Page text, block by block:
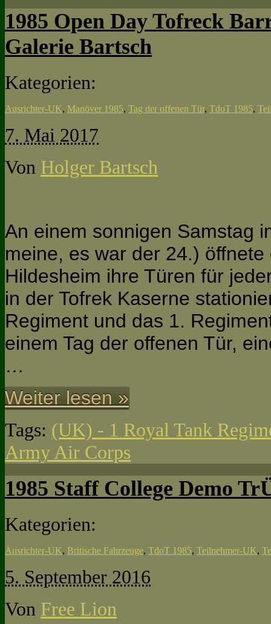
1985 Open Day Tofreck
Galerie Bartsch
Kategorien:
Ausrichter-UK, Manöver 1985, Tag der offenen Tür, TdoT 1985,
7. Mai 2017
Von Holger Bartsch
An einem sonnigen Samstag
meine, es war der 24.)
Hildesheim ihre Türen für
in der Tofrek Kaserne
Regiment und das 1.
einem Tag der offenen Tür,
…
Weiter lesen »
Tags: (UK) - 1 Royal Tank
Army Air Corps
1985 Staff College Demo
Kategorien:
Ausrichter-UK, Britische Fahrzeuge, TdoT 1985, Teilnehmer-UK,
5. September 2016
Von Free Lion